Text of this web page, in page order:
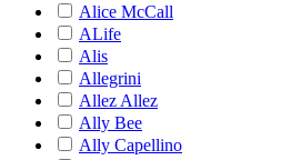
Alice McCall
ALife
Alis
Allegrini
Allez Allez
Ally Bee
Ally Capellino